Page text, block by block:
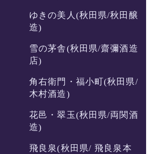
ゆきの美人(秋田県/秋田醸
造)
雪の茅舎(秋田県/齋彌酒造
店)
角右衛門・福小町(秋田県/
木村酒造)
花邑・翠玉(秋田県/両関酒
造)
飛良泉(秋田県/ 飛良泉本